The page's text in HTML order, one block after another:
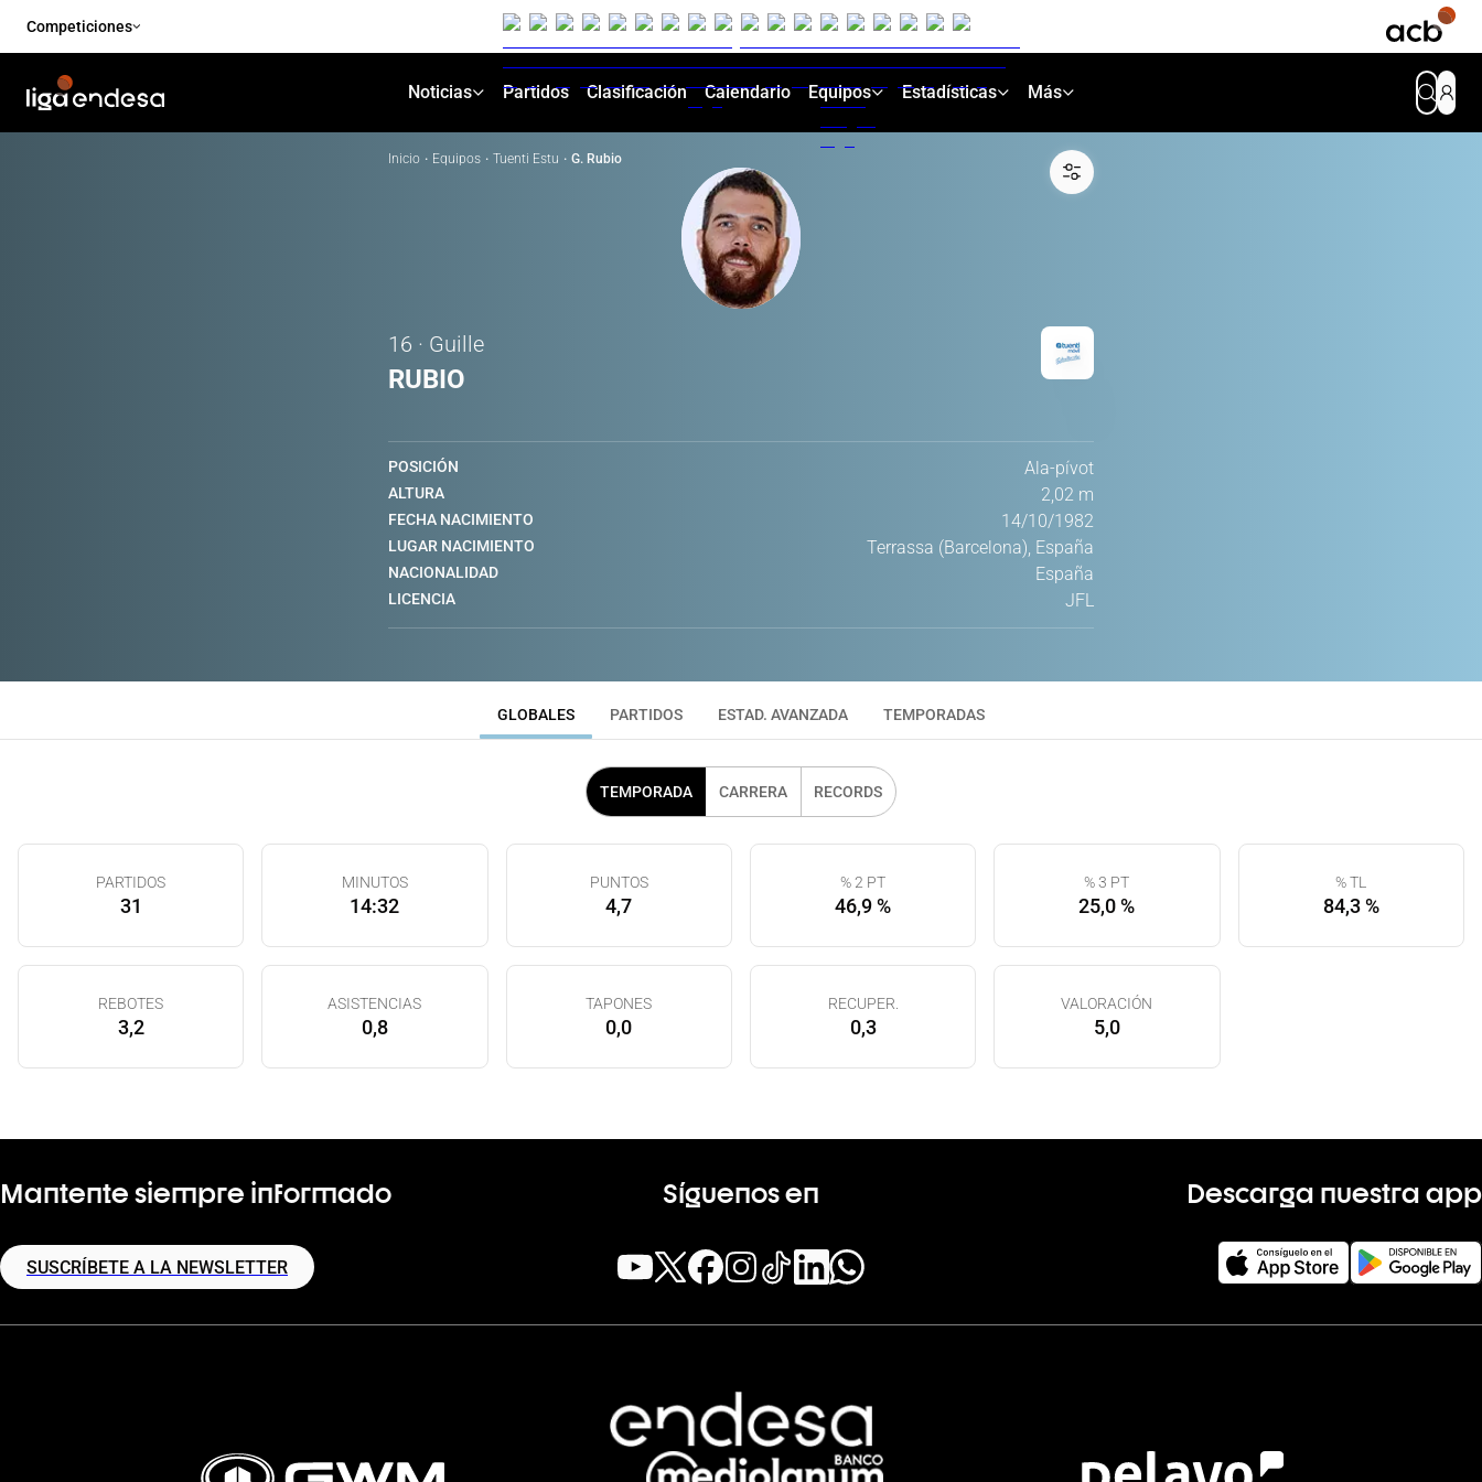
Competiciones
Noticias Partidos Clasificación Calendario Equipos Estadísticas Más
Inicio · Equipos · Tuenti Estu · G. Rubio
16 · Guille
RUBIO
POSICIÓN Ala-pívot
ALTURA 2,02 m
FECHA NACIMIENTO 14/10/1982
LUGAR NACIMIENTO Terrassa (Barcelona), España
NACIONALIDAD España
LICENCIA JFL
GLOBALES PARTIDOS ESTAD. AVANZADA TEMPORADAS
TEMPORADA CARRERA RECORDS
PARTIDOS
31
MINUTOS
14:32
PUNTOS
4,7
% 2 PT
46,9 %
% 3 PT
25,0 %
% TL
84,3 %
REBOTES
3,2
ASISTENCIAS
0,8
TAPONES
0,0
RECUPER.
0,3
VALORACIÓN
5,0
Mantente siempre informado
SUSCRÍBETE A LA NEWSLETTER
Síguenos en Descarga nuestra app